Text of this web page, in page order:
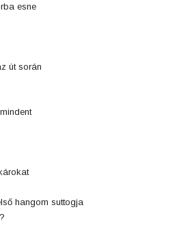
esne
út során
hangom suttogja